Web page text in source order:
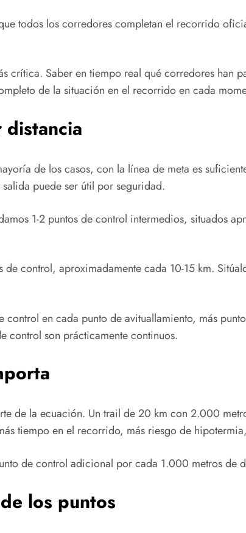
todos los corredores completan el recorrido
crítica. Saber en tiempo real qué corredores han
de la situación en el recorrido en cada
distancia
de los casos, con la línea de meta es
puede ser útil por seguridad.
1-2 puntos de control intermedios, situados
de control, aproximadamente cada 10-15 km.
control en cada punto de avituallamiento, más
control son prácticamente continuos.
de la ecuación. Un trail de 20 km con 2.000
tiempo en el recorrido, más riesgo de
de control adicional por cada 1.000 metros de
los puntos